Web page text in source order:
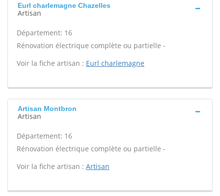
Eurl charlemagne Chazelles
Artisan
Département: 16
Rénovation électrique complète ou partielle -
Voir la fiche artisan : Eurl charlemagne
Artisan Montbron
Artisan
Département: 16
Rénovation électrique complète ou partielle -
Voir la fiche artisan : Artisan